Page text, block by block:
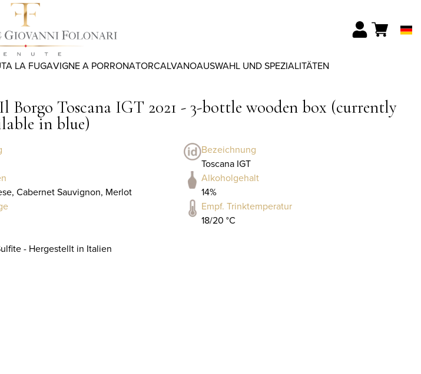
LA FUGAVIGNE A PORRONATORCALVANOAUSWAHL UND SPEZIALITÄTEN
Borgo Toscana IGT 2021 - 3-bottle wooden box (currently
in blue)
Bezeichnung
Toscana IGT
Cabernet Sauvignon, Merlot
Alkoholgehalt
14%
Empf. Trinktemperatur
18/20 °C
- Hergestellt in Italien